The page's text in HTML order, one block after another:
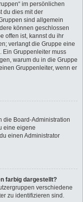
im persönlichen
du dies mit der
sind allgemein
können geschlossen
offen ist, kannst du ihr
verlangt die Gruppe eine
Ein Gruppenleiter muss
warum du in die Gruppe
Gruppenleiter, wenn er
die Board-Administration
eine eigene
einen Administrator
farbig dargestellt?
verschiedene
zu identifizieren sind.